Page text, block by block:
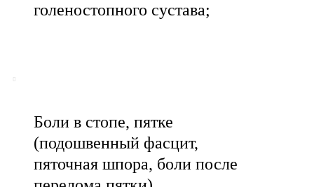
голеностопного сустава;
Боли в стопе, пятке
(подошвенный фасцит,
пяточная шпора, боли после